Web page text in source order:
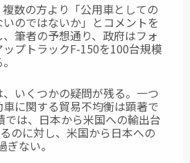
数の方より「公用車としての
のではないか」とコメントを
筆者の予想通り、政府はフォ
プトラックF-150を100台規模
いくつかの疑問が残る。一つ
に関する貿易不均衡は顕著で
では、日本から米国への輸出台
のに対し、米国から日本への
ない。